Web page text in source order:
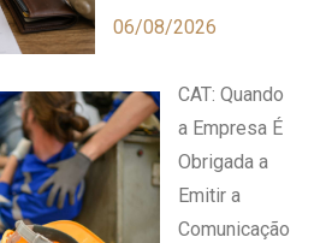
06/08/2026
CAT: Quando
a Empresa É
Obrigada a
Emitir a
Comunicação